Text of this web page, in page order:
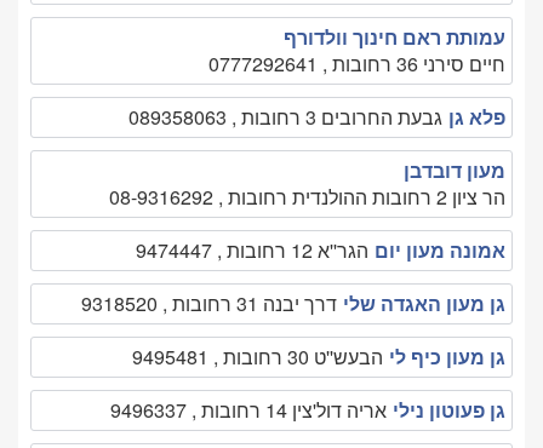
עמותת ראם חינוך וולדורף
חיים סירני 36 רחובות , 0777292641
פלא גן גבעת החרובים 3 רחובות , 089358063
מעון דובדבן
הר ציון 2 רחובות ההולנדית רחובות , 08-9316292
אמונה מעון יום הגר''א 12 רחובות , 9474447
גן מעון האגדה שלי דרך יבנה 31 רחובות , 9318520
גן מעון כיף לי הבעש''ט 30 רחובות , 9495481
גן פעוטון נילי אריה דול'צין 14 רחובות , 9496337